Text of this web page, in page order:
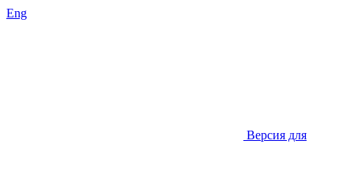
Eng
Версия для